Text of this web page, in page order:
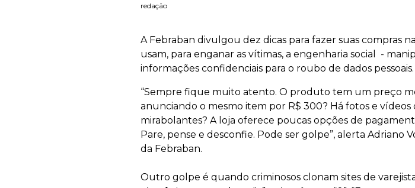
redação
A Febraban divulgou dez dicas para fazer suas compras
usam, para enganar as vítimas, a engenharia social -
informações confidenciais para o roubo de dados pessoais.
“Sempre fique muito atento. O produto tem um preço
anunciando o mesmo item por R$ 300? Há fotos e
mirabolantes? A loja oferece poucas opções de
Pare, pense e desconfie. Pode ser golpe”, alerta Adriano
da Febraban.
Outro golpe é quando criminosos clonam sites de